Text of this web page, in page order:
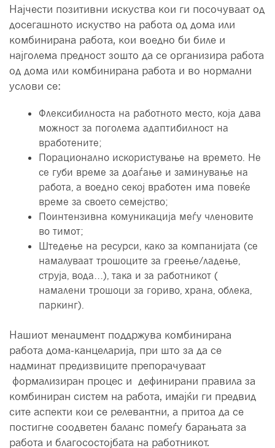
Најчести позитивни искуства кои ги посочуваат од
досегашното искуство на работа од дома или
комбинирана работа, кои воедно би биле и
најголема предност зошто да се организира работа
од дома или комбинирана работа и во нормални
услови се:
Флексибилноста на работното место, која дава
можност за поголема адаптибилност на
вработените;
Порационално искористување на времето. Не
се губи време за доаѓање и заминување на
работа, а воедно секој вработен има повеќе
време за своето семејство;
Поинтензивна комуникација меѓу членовите
во тимот;
Штедење на ресурси, како за компанијата (се
намалуваат трошоците за греење/ладење,
струја, вода…), така и за работникот (
намалени трошоци за гориво, храна, облека,
паркинг).
Нашиот менаџмент поддржува комбинирана
работа дома-канцеларија, при што за да се
надминат предизвиците препорачуваат
формализиран процес и дефинирани правила за
комбиниран систем на работа, имајќи ги предвид
сите аспекти кои се релевантни, а притоа да се
постигне соодветен баланс помеѓу барањата за
работа и благосостојбата на работникот.